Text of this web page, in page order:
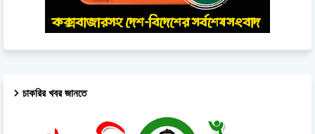
চাকরির খবর জানতে